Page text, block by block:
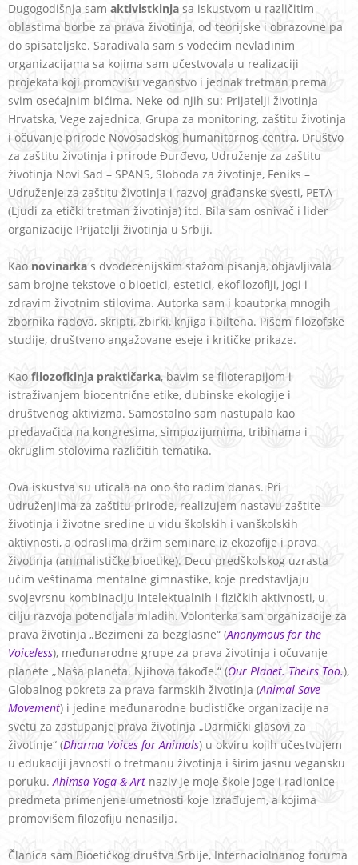
Dugogodišnja sam aktivistkinja sa iskustvom u različitim
oblastima borbe za prava životinja, od teorijske i obrazovne pa
do spisateljske. Sarađivala sam s vodećim nevladinim
organizacijama sa kojima sam učestvovala u realizaciji
projekata koji promovišu veganstvo i jednak tretman prema
svim osećajnim bićima. Neke od njih su: Prijatelji životinja
Hrvatska, Vege zajednica, Grupa za monitoring, zaštitu životinja
i očuvanje prirode Novosadskog humanitarnog centra, Društvo
za zaštitu životinja i prirode Đurđevo, Udruženje za zaštitu
životinja Novi Sad – SPANS, Sloboda za životinje, Feniks –
Udruženje za zaštitu životinja i razvoj građanske svesti, PETA
(Ljudi za etički tretman životinja) itd. Bila sam osnivač i lider
organizacije Prijatelji životinja u Srbiji.
Kao novinarka s dvodecenijskim stažom pisanja, objavljivala
sam brojne tekstove o bioetici, estetici, ekofilozofiji, jogi i
zdravim životnim stilovima. Autorka sam i koautorka mnogih
zbornika radova, skripti, zbirki, knjiga i biltena. Pišem filozofske
studije, društveno angažovane eseje i kritičke prikaze.
Kao filozofkinja praktičarka, bavim se filoterapijom i
istraživanjem biocentrične etike, dubinske ekologije i
društvenog aktivizma. Samostalno sam nastupala kao
predavačica na kongresima, simpozijumima, tribinama i
okruglim stolovima različitih tematika.
Ova iskustva su uticala na ono što radim danas. Pri
udruženjima za zaštitu prirode, realizujem nastavu zaštite
životinja i životne sredine u vidu školskih i vanškolskih
aktivnosti, a odraslima držim seminare iz ekozofije i prava
životinja (animalističke bioetike). Decu predškolskog uzrasta
učim veštinama mentalne gimnastike, koje predstavljaju
svojevrsnu kombinaciju intelektualnih i fizičkih aktivnosti, u
cilju razvoja potencijala mladih. Volonterka sam organizacije za
prava životinja „Bezimeni za bezglasne“ (Anonymous for the
Voiceless), međunarodne grupe za prava životinja i očuvanje
planete „Naša planeta. Njihova takođe.“ (Our Planet. Theirs Too.),
Globalnog pokreta za prava farmskih životinja (Animal Save
Movement) i jedine međunarodne budističke organizacije na
svetu za zastupanje prava životinja „Darmički glasovi za
životinje“ (Dharma Voices for Animals) u okviru kojih učestvujem
u edukaciji javnosti o tretmanu životinja i širim jasnu vegansku
poruku.Ahimsa Yoga & Art naziv je moje škole joge i radionice
predmeta primenjene umetnosti koje izrađujem, a kojima
promovišem filozofiju nenasilja.
Članica sam Bioetičkog društva Srbije, Internaciolnanog foruma